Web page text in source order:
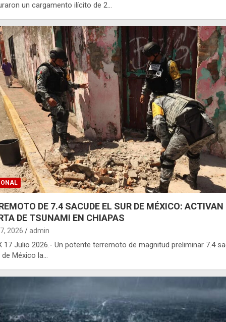
un cargamento ilícito de 2…
DE 7.4 SACUDE EL SUR DE MÉXICO: ACTIVAN
DE TSUNAMI EN CHIAPAS
2026 admin
17 Julio 2026.- Un potente terremoto de magnitud preliminar 7.4
de México la…